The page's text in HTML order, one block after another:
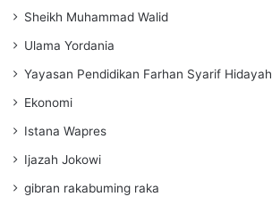
Sheikh Muhammad Walid
Ulama Yordania
Yayasan Pendidikan Farhan Syarif Hidayah
Ekonomi
Istana Wapres
Ijazah Jokowi
gibran rakabuming raka